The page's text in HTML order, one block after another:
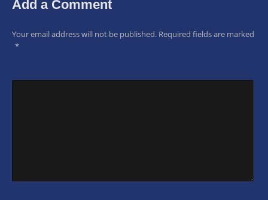
Add a Comment
Your email address will not be published. Required fields are marked
*